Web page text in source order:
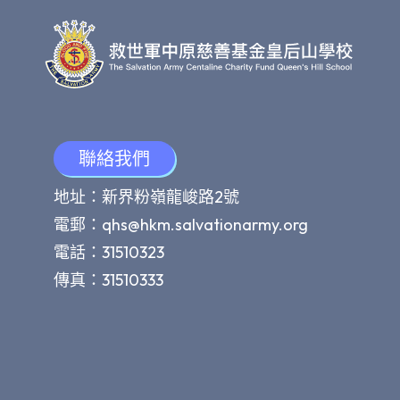
聯絡我們
地址：新界粉嶺龍峻路2號
電郵： qhs@hkm.salvationarmy.org
電話：31510323
傳真：31510333